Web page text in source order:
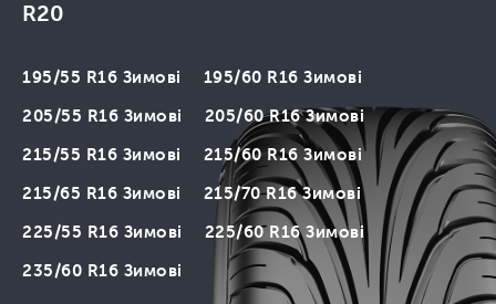
R20
195/55 R16 Зимові
195/60 R16 Зимові
205/55 R16 Зимові
205/60 R16 Зимові
215/55 R16 Зимові
215/60 R16 Зимові
215/65 R16 Зимові
215/70 R16 Зимові
225/55 R16 Зимові
225/60 R16 Зимові
235/60 R16 Зимові